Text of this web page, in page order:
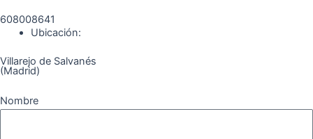
608008641
Ubicación:
Villarejo de Salvanés
(Madrid)
Nombre